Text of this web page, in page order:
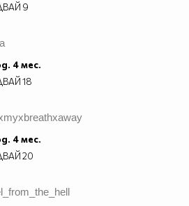
9
4 мес.
18
4 мес.
20